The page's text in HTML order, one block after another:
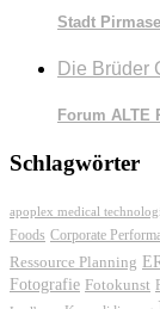
Stadt
Die Brüder
Forum ALTE
Schlagwörter
apoplex medical
Foods Corporate
Ressource Planning
Fotografie Fotokunst